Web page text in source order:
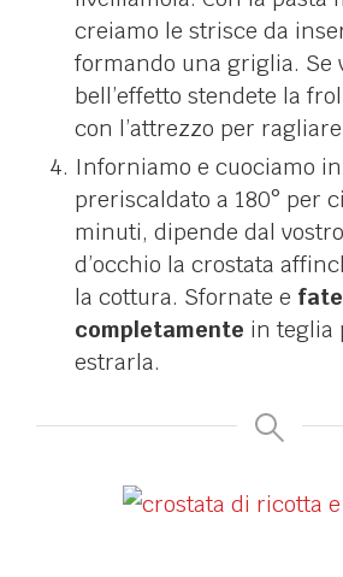
creiamo le strisce da
formando una griglia. Se
bell’effetto stendete la
con l’attrezzo per
Inforniamo e cuociamo
preriscaldato a 180° per
minuti, dipende dal
d’occhio la crostata
la cottura. Sfornate e
completamente in teglia
estrarla.